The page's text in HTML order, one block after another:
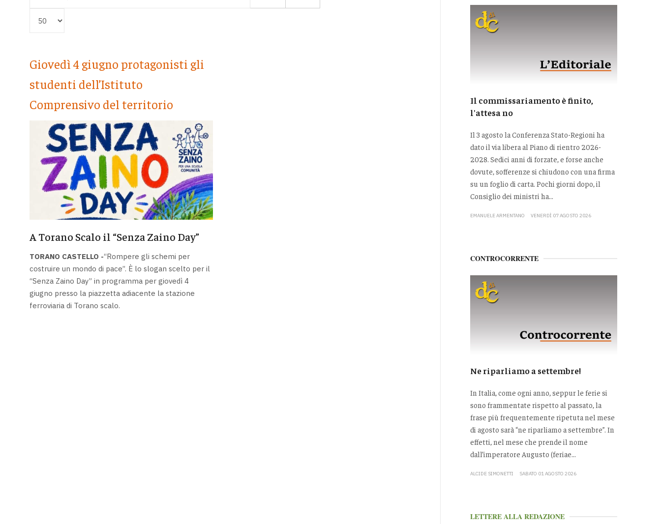
Giovedì 4 giugno protagonisti gli
studenti dell’Istituto
Comprensivo del territorio
A Torano Scalo il “Senza Zaino Day”
TORANO CASTELLO -“Rompere gli schemi per
costruire un mondo di pace”. È lo slogan scelto per il
“Senza Zaino Day” in programma per giovedì 4
giugno presso la piazzetta adiacente la stazione
ferroviaria di Torano scalo.
Il commissariamento è finito,
l'attesa no
Il 3 agosto la Conferenza Stato-Regioni ha
dato il via libera al Piano di rientro 2026-
2028. Sedici anni di forzate, e forse anche
dovute, sofferenze si chiudono con una firma
su un foglio di carta. Pochi giorni dopo, il
Consiglio dei ministri ha...
EMANUELE ARMENTANO VENERDÌ 07 AGOSTO 2026
CONTROCORRENTE
Ne riparliamo a settembre!
In Italia, come ogni anno, seppur le ferie si
sono frammentate rispetto al passato, la
frase più frequentemente ripetuta nel mese
di agosto sarà “ne riparliamo a settembre”. In
effetti, nel mese che prende il nome
dall’imperatore Augusto (feriae...
ALCIDE SIMONETTI SABATO 01 AGOSTO 2026
LETTERE ALLA REDAZIONE